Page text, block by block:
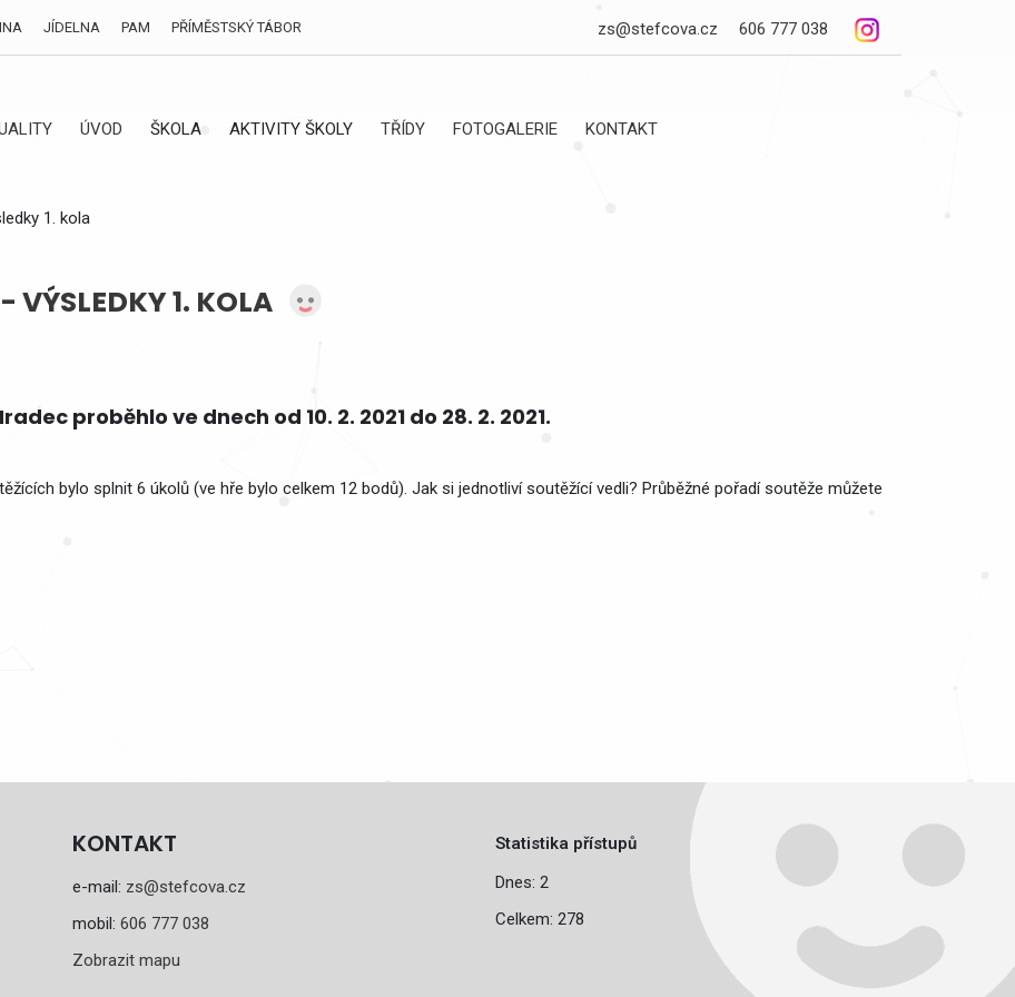
JÍDELNA PAM PŘÍMĚSTSKÝ TÁBOR zs@stefcova.cz 606 777 038
ÚVOD ŠKOLA AKTIVITY ŠKOLY TŘÍDY FOTOGALERIE KONTAKT
1. kola
VÝSLEDKY 1. KOLA
proběhlo ve dnech od 10. 2. 2021 do 28. 2. 2021.
bylo splnit 6 úkolů (ve hře bylo celkem 12 bodů). Jak si jednotliví soutěžící vedli? Průběžné pořadí soutěže můžete
KONTAKT
e-mail: zs@stefcova.cz
mobil: 606 777 038
Zobrazit mapu
Statistika přístupů
Dnes: 2
Celkem: 278